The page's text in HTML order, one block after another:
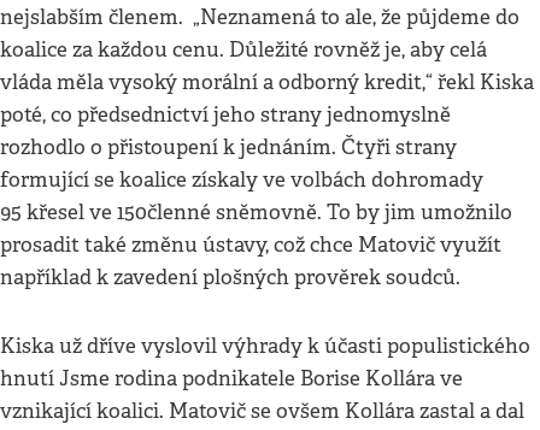
nejslabším členem. „Neznamená to ale, že půjdeme do
koalice za každou cenu. Důležité rovněž je, aby celá
vláda měla vysoký morální a odborný kredit,“ řekl Kiska
poté, co předsednictví jeho strany jednomyslně
rozhodlo o přistoupení k jednáním. Čtyři strany
formující se koalice získaly ve volbách dohromady
95 křesel ve 150členné sněmovně. To by jim umožnilo
prosadit také změnu ústavy, což chce Matovič využít
například k zavedení plošných prověrek soudců.
Kiska už dříve vyslovil výhrady k účasti populistického
hnutí Jsme rodina podnikatele Borise Kollára ve
vznikající koalici. Matovič se ovšem Kollára zastal a dal